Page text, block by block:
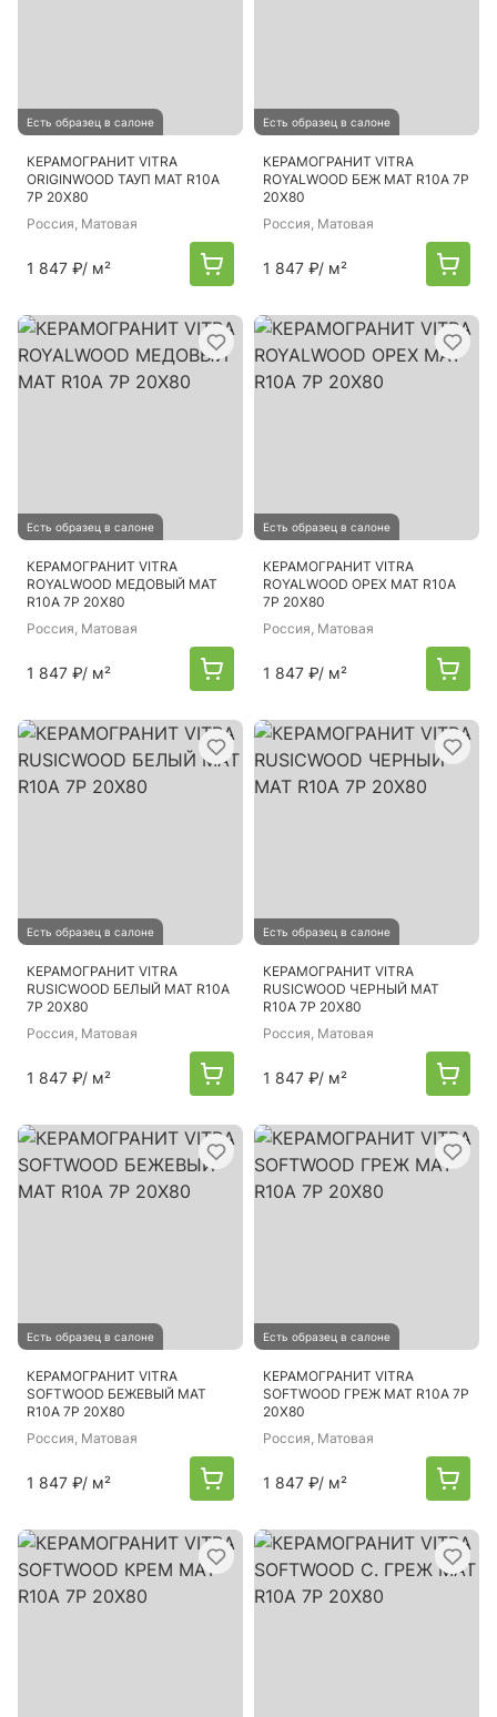
Есть образец в салоне
КЕРАМОГРАНИТ VITRA
ORIGINWOOD ТАУП МАТ R10A
7Р 20Х80
Россия, Матовая
1 847 ₽/ м²
Есть образец в салоне
КЕРАМОГРАНИТ VITRA
ROYALWOOD БЕЖ МАТ R10A 7Р
20Х80
Россия, Матовая
1 847 ₽/ м²
Есть образец в салоне
КЕРАМОГРАНИТ VITRA
ROYALWOOD МЕДОВЫЙ МАТ
R10A 7Р 20Х80
Россия, Матовая
1 847 ₽/ м²
Есть образец в салоне
КЕРАМОГРАНИТ VITRA
ROYALWOOD ОРЕХ МАТ R10A
7Р 20Х80
Россия, Матовая
1 847 ₽/ м²
Есть образец в салоне
КЕРАМОГРАНИТ VITRA
RUSICWOOD БЕЛЫЙ МАТ R10A
7Р 20Х80
Россия, Матовая
1 847 ₽/ м²
Есть образец в салоне
КЕРАМОГРАНИТ VITRA
RUSICWOOD ЧЕРНЫЙ МАТ
R10A 7Р 20Х80
Россия, Матовая
1 847 ₽/ м²
Есть образец в салоне
КЕРАМОГРАНИТ VITRA
SOFTWOOD БЕЖЕВЫЙ МАТ
R10A 7Р 20Х80
Россия, Матовая
1 847 ₽/ м²
Есть образец в салоне
КЕРАМОГРАНИТ VITRA
SOFTWOOD ГРЕЖ МАТ R10A 7Р
20Х80
Россия, Матовая
1 847 ₽/ м²